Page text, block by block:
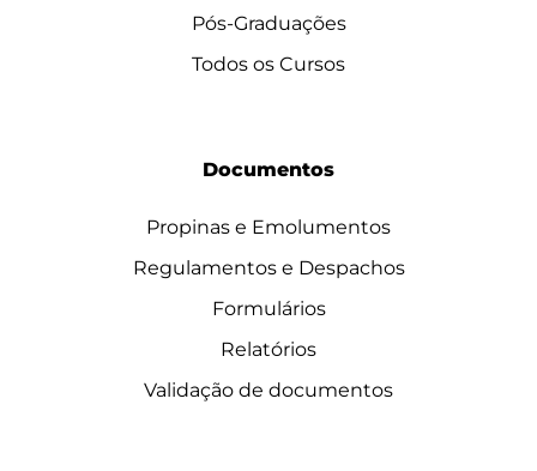
Pós-Graduações
Todos os Cursos
Documentos
Propinas e Emolumentos
Regulamentos e Despachos
Formulários
Relatórios
Validação de documentos